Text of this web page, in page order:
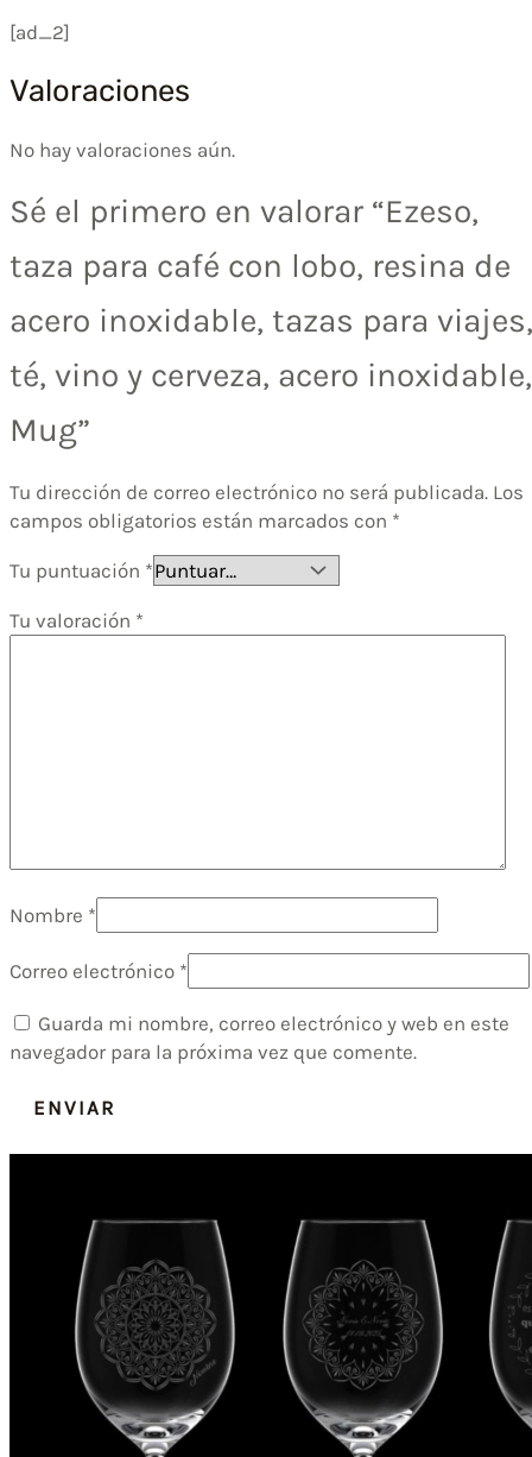
[ad_2]
Valoraciones
No hay valoraciones aún.
Sé el primero en valorar “Ezeso,
taza para café con lobo, resina de
acero inoxidable, tazas para viajes,
té, vino y cerveza, acero inoxidable,
Mug”
Tu dirección de correo electrónico no será publicada. Los
campos obligatorios están marcados con *
Tu puntuación *
Tu valoración *
Nombre *
Correo electrónico *
Guarda mi nombre, correo electrónico y web en este
navegador para la próxima vez que comente.